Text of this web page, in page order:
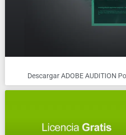
Descargar ADOBE AUDITION